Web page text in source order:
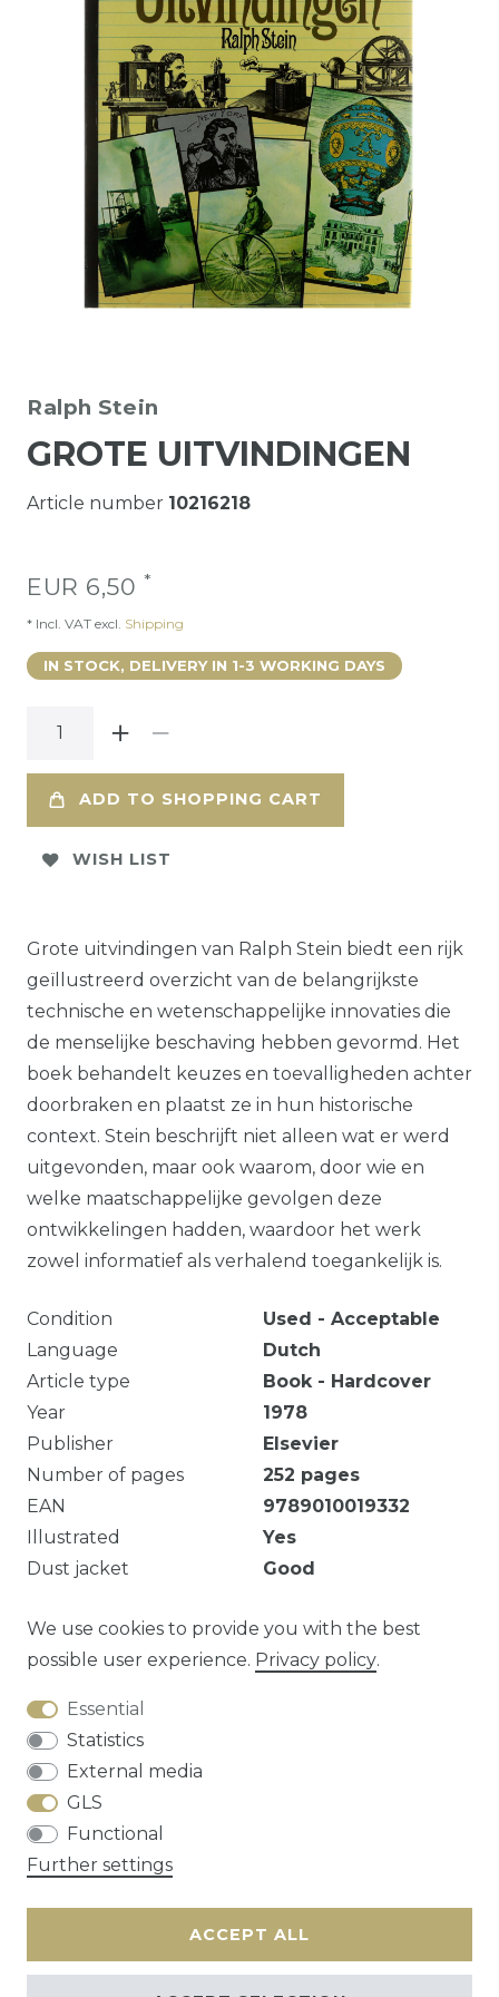
Ralph Stein
GROTE UITVINDINGEN
Article number 10216218
EUR 6,50 *
* Incl. VAT excl. Shipping
IN STOCK, DELIVERY IN 1-3 WORKING DAYS
ADD TO SHOPPING CART
WISH LIST
Grote uitvindingen van Ralph Stein biedt een rijk
geïllustreerd overzicht van de belangrijkste
technische en wetenschappelijke innovaties die
de menselijke beschaving hebben gevormd. Het
boek behandelt keuzes en toevalligheden achter
doorbraken en plaatst ze in hun historische
context. Stein beschrijft niet alleen wat er werd
uitgevonden, maar ook waarom, door wie en
welke maatschappelijke gevolgen deze
ontwikkelingen hadden, waardoor het werk
zowel informatief als verhalend toegankelijk is.
Condition
Used - Acceptable
Language
Dutch
Article type
Book - Hardcover
Year
1978
Publisher
Elsevier
Number of pages
252 pages
EAN
9789010019332
Illustrated
Yes
Dust jacket
Good
De stofomslag is vastgekleefd aan de kaft.
Question about this article?
Cancellation rights
We use cookies to provide you with the best
possible user experience. Privacy policy.
Essential
Statistics
External media
GLS
Functional
Further settings
ACCEPT ALL